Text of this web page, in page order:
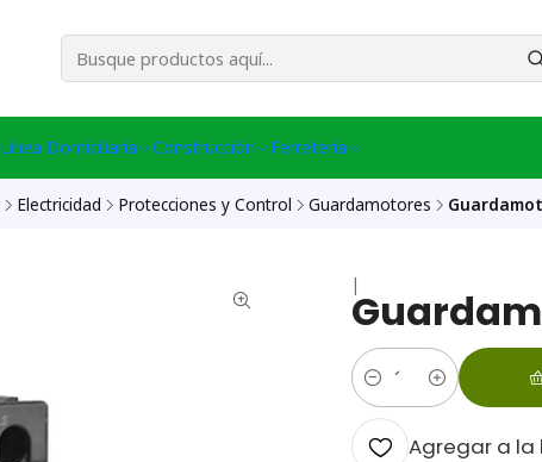
Linea Domiciliaria Construcción Ferreteria
Electricidad Protecciones y Control Guardamotores
|
Cantidad
Agregar a